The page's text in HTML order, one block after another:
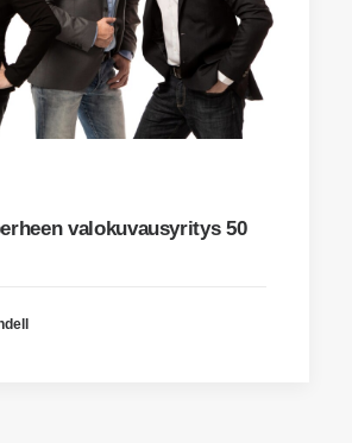
valokuvausyritys 50